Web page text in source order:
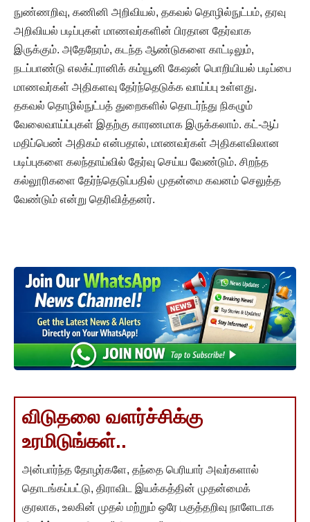
நுண்ணறிவு, கணினி அறிவியல், தகவல் தொழில்நுட்பம், தரவு
அறிவியல் படிப்புகள் மாணவர்களின் பிரதான தேர்வாக
இருக்கும். அதேநேரம், கடந்த ஆண்டுகளை காட்டிலும்,
நடப்பாண்டு எலக்ட்ரானிக் கம்யூனி கேஷன் பொறியியல் படிப்பை
மாணவர்கள் அதிகளவு தேர்ந்தெடுக்க வாய்ப்பு உள்ளது.
தகவல் தொழில்நுட்பத் துறைகளில் தொடர்ந்து நிகழும்
வேலைவாய்ப்புகள் இதற்கு காரணமாக இருக்கலாம். கட்-ஆப்
மதிப்பெண் அதிகம் என்பதால், மாணவர்கள் அதிகளவிலான
படிப்புகளை கலந்தாய்வில் தேர்வு செய்ய வேண்டும். சிறந்த
கல்லூரிகளை தேர்ந்தெடுப்பதில் முதன்மை கவனம் செலுத்த
வேண்டும் என்று தெரிவித்தனர்.
விடுதலை வளர்ச்சிக்கு
உரமிடுங்கள்..
அன்பார்ந்த தோழர்களே, தந்தை பெரியார் அவர்களால்
தொடங்கப்பட்டு, திராவிட இயக்கத்தின் முதன்மைக்
குரலாக, உலகின் முதல் மற்றும் ஒரே பகுத்தறிவு நாளேடாக